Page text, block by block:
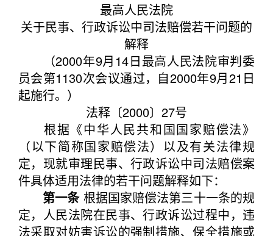
最高人民法院
关于民事、行政诉讼中司法赔偿若干问题的
解释
（2000年9月14日最高人民法院审判委
员会第1130次会议通过，自2000年9月21日
起施行。）
法释〔2000〕27号
根据《中华人民共和国国家赔偿法》
（以下简称国家赔偿法）以及有关法律规
定，现就审理民事、行政诉讼中司法赔偿案
件具体适用法律的若干问题解释如下：
第一条根据国家赔偿法第三十一条的规
定，人民法院在民事、行政诉讼过程中，违
法采取对妨害诉讼的强制措施、保全措施或